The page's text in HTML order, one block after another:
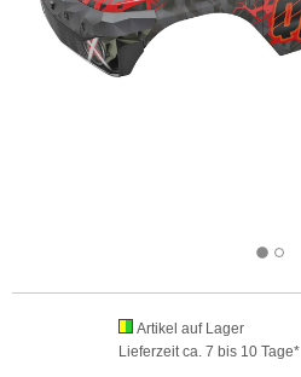
Artikel auf Lager
Lieferzeit ca. 7 bis 10 Tage*